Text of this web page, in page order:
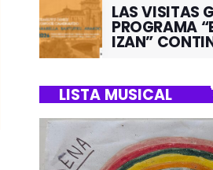
LAS VISITAS
PROGRAMA
IZAN”
LISTA MUSICAL